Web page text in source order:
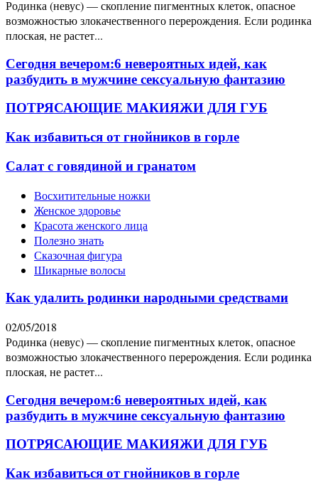
Родинка (невус) — скопление пигментных клеток, опасное
возможностью злокачественного перерождения. Если родинка
плоская, не растет...
Сегодня вечером:6 невероятных идей, как
разбудить в мужчине сексуальную фантазию
ПОТРЯСАЮЩИЕ МАКИЯЖИ ДЛЯ ГУБ
Как избавиться от гнойников в горле
Салат с говядиной и гранатом
Восхитительные ножки
Женское здоровье
Красота женского лица
Полезно знать
Сказочная фигура
Шикарные волосы
Как удалить родинки народными средствами
02/05/2018
Родинка (невус) — скопление пигментных клеток, опасное
возможностью злокачественного перерождения. Если родинка
плоская, не растет...
Сегодня вечером:6 невероятных идей, как
разбудить в мужчине сексуальную фантазию
ПОТРЯСАЮЩИЕ МАКИЯЖИ ДЛЯ ГУБ
Как избавиться от гнойников в горле